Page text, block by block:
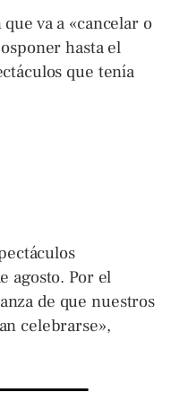
va a «cancelar o
hasta el
que tenía
agosto. Por el
de que nuestros
celebrarse»,